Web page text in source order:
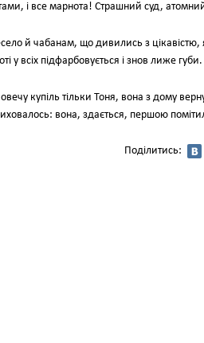
і все марнота! Страшний суд,
й чабанам, що дивились з
у всіх підфарбовується і знов лиже губи.
купіль тільки Тоня, вона з дому
вона, здається, першою
Поділитись: